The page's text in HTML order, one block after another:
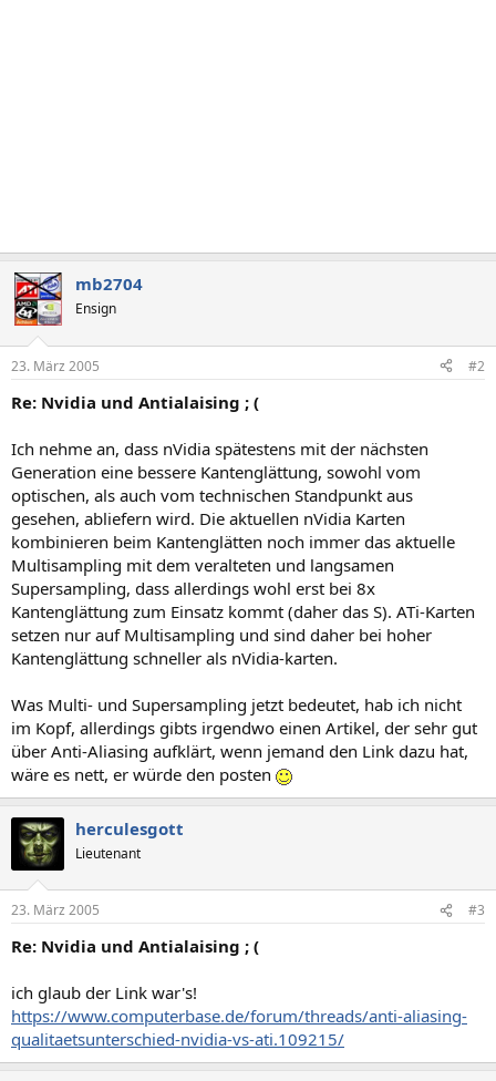
mb2704
Ensign
23. März 2005 #2
Re: Nvidia und Antialaising ; (
Ich nehme an, dass nVidia spätestens mit der nächsten
Generation eine bessere Kantenglättung, sowohl vom
optischen, als auch vom technischen Standpunkt aus
gesehen, abliefern wird. Die aktuellen nVidia Karten
kombinieren beim Kantenglätten noch immer das aktuelle
Multisampling mit dem veralteten und langsamen
Supersampling, dass allerdings wohl erst bei 8x
Kantenglättung zum Einsatz kommt (daher das S). ATi-Karten
setzen nur auf Multisampling und sind daher bei hoher
Kantenglättung schneller als nVidia-karten.
Was Multi- und Supersampling jetzt bedeutet, hab ich nicht
im Kopf, allerdings gibts irgendwo einen Artikel, der sehr gut
über Anti-Aliasing aufklärt, wenn jemand den Link dazu hat,
wäre es nett, er würde den posten
herculesgott
Lieutenant
23. März 2005 #3
Re: Nvidia und Antialaising ; (
ich glaub der Link war's!
https://www.computerbase.de/forum/threads/anti-aliasing-
qualitaetsunterschied-nvidia-vs-ati.109215/